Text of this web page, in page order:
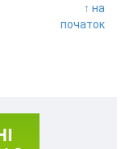
↑ на
початок